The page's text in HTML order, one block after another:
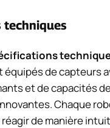
techniques
équipés de capteurs
et de capacités
Chaque
de manière